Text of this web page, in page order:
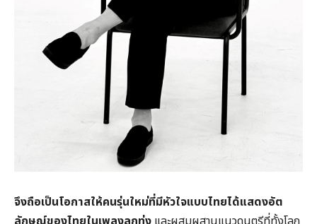
จึงถือเป็นโอกาสให้คนรุ่นใหม่ที่มีหัวใจแบบไทยได้แสดงอัต